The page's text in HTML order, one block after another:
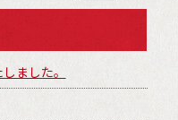
ました。